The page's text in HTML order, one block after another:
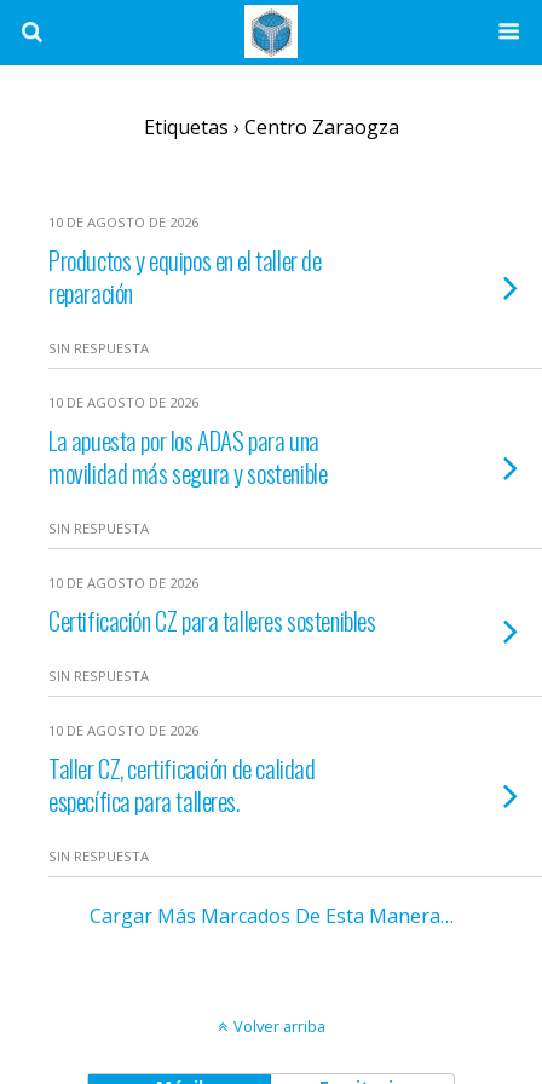
Etiquetas › Centro Zaraogza
10 DE AGOSTO DE 2026
Productos y equipos en el taller de
reparación
SIN RESPUESTA
10 DE AGOSTO DE 2026
La apuesta por los ADAS para una
movilidad más segura y sostenible
SIN RESPUESTA
10 DE AGOSTO DE 2026
Certificación CZ para talleres sostenibles
SIN RESPUESTA
10 DE AGOSTO DE 2026
Taller CZ, certificación de calidad
específica para talleres.
SIN RESPUESTA
Cargar Más Marcados De Esta Manera…
Volver arriba